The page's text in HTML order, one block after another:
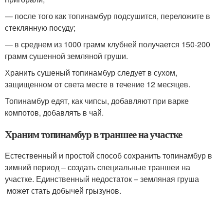
— после того как топинамбур подсушится, переложите в
стеклянную посуду;
— в среднем из 1000 грамм клубней получается 150-200
грамм сушенной земляной груши.
Хранить сушеный топинамбур следует в сухом,
защищенном от света месте в течение 12 месяцев.
Топинамбур едят, как чипсы, добавляют при варке
компотов, добавлять в чай.
Храним топинамбур в траншее на участке
Естественный и простой способ сохранить топинамбур в
зимний период – создать специальные траншеи на
участке. Единственный недостаток – земляная груша
может стать добычей грызунов.